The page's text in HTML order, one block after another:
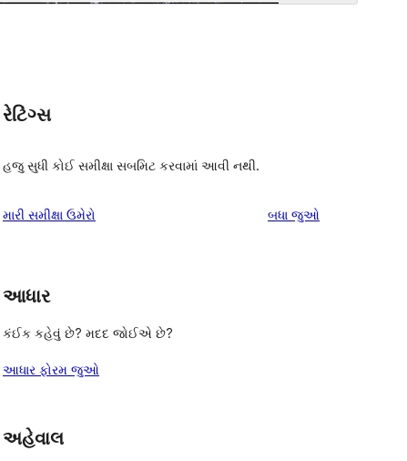
રેટિંગ્સ
હજુ સુધી કોઈ સમીક્ષા સબમિટ કરવામાં આવી નથી.
મારી સમીક્ષા ઉમેરો બધા સમીક્ષાઓ
જુઓ
આધાર
કંઈક કહેવું છે? મદદ જોઈએ છે?
આધાર ફોરમ જુઓ
અહેવાલ